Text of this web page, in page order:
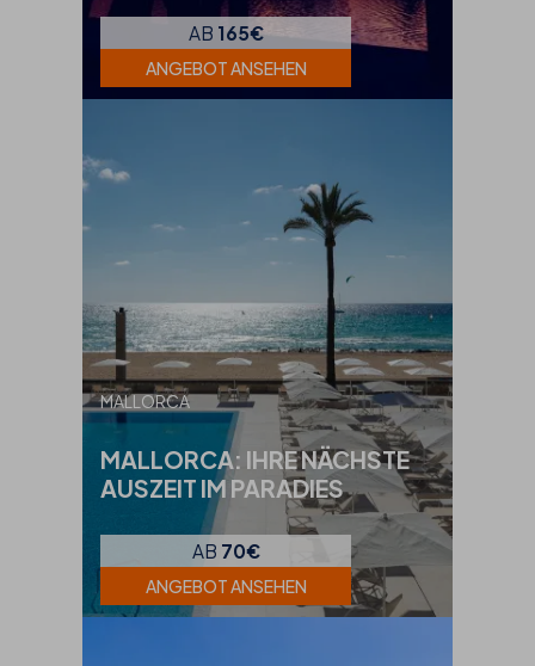
AB 165€
ANGEBOT ANSEHEN
MALLORCA
MALLORCA: IHRE NÄCHSTE
AUSZEIT IM PARADIES
AB 70€
ANGEBOT ANSEHEN